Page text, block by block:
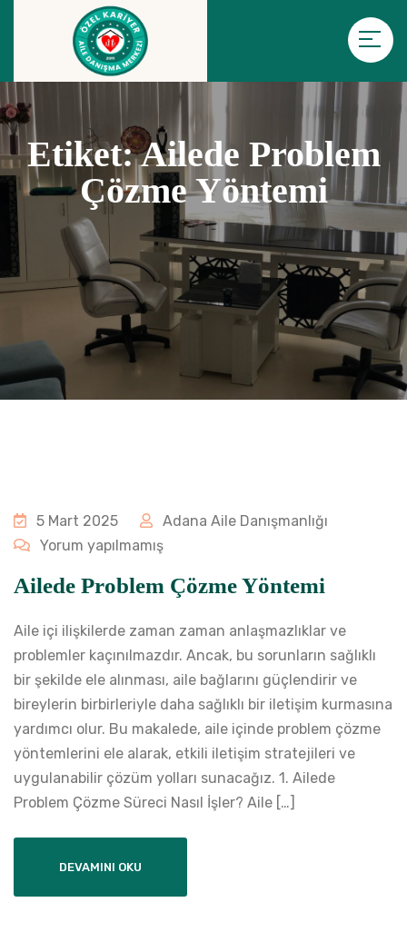
Etiket:Ailede Problem
Çözme Yöntemi
5 Mart 2025
Adana Aile Danışmanlığı
Yorum yapılmamış
Ailede Problem Çözme Yöntemi
Aile içi ilişkilerde zaman zaman anlaşmazlıklar ve
problemler kaçınılmazdır. Ancak, bu sorunların sağlıklı
bir şekilde ele alınması, aile bağlarını güçlendirir ve
bireylerin birbirleriyle daha sağlıklı bir iletişim kurmasına
yardımcı olur. Bu makalede, aile içinde problem çözme
yöntemlerini ele alarak, etkili iletişim stratejileri ve
uygulanabilir çözüm yolları sunacağız. 1. Ailede
Problem Çözme Süreci Nasıl İşler? Aile […]
DEVAMINI OKU